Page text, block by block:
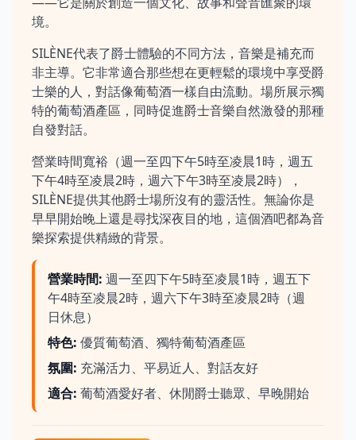
境。
SILÈNE代表了爵士體驗的不同方法，音樂是補充而
非主導。它非常適合那些想在更輕鬆的環境中享受爵
士樂的人，對話像葡萄酒一樣自由流動。場所展示獨
特的葡萄酒產區，同時促進爵士音樂自然激發的那種
自發對話。
營業時間寬裕（週一至四下午5時至凌晨1時，週五
下午4時至凌晨2時，週六下午3時至凌晨2時），
SILÈNE提供其他爵士場所沒有的靈活性。無論你是
早早開始晚上還是尋找深夜目的地，這個酒吧都為音
樂探索提供精緻的背景。
營業時間: 週一至四下午5時至凌晨1時，週五下
午4時至凌晨2時，週六下午3時至凌晨2時（週
日休息）
特色: 優質葡萄酒、獨特葡萄酒產區
氛圍: 充滿活力、平易近人、對話友好
適合: 葡萄酒愛好者、休閒爵士聽眾、早晚開始